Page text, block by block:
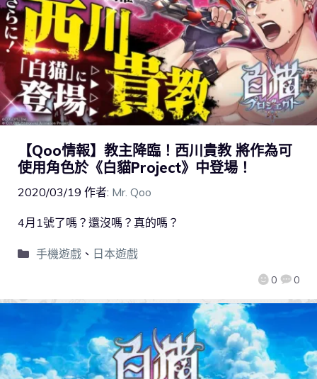
【Qoo情報】教主降臨！西川貴教 將作為可
使用角色於《白貓Project》中登場！
2020/03/19 作者: Mr. Qoo
0 0
4月1號了嗎？還沒嗎？真的嗎？
手機遊戲、 日本遊戲